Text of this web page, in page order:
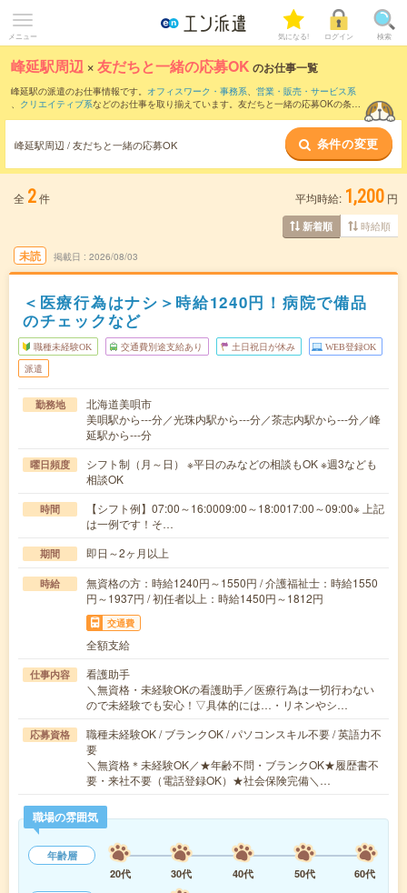
メニュー 気になる! ログイン 検索
峰延駅周辺 ×友だちと一緒の応募OK のお仕事一覧
峰延駅の派遣のお仕事情報です。 オフィスワーク・事務系、 営業・販売・サービス系
、 クリエイティブ系などのお仕事を取り揃えています。友だちと一緒の応募OKの条件
峰延駅周辺 / 友だちと一緒の応募OK 条件の変更
全 2件 平均時給: 1,200 円
新着順 時給順
未読 掲載日 2026/08/03
＜医療行為はナシ＞時給1240円！病院で備品
のチェックなど
職種未経験OK 交通費別途支給あり 土日祝日が休み WEB登録OK
派遣
勤務地
北海道美唄市
美唄駅から---分／光珠内駅から---分／茶志内駅から---分／峰
延駅から---分
曜日頻度
シフト制（月～日） ※平日のみなどの相談もOK ※週3なども
相談OK
時間
【シフト例】07:00～16:0009:00～18:0017:00～09:00※ 上記
は一例です！そ…
期間 即日～2ヶ月以上
時給
無資格の方：時給1240円～1550円 / 介護福祉士：時給1550
円～1937円 / 初任者以上：時給1450円～1812円
交通費
全額支給
仕事内容
看護助手
＼無資格・未経験OKの看護助手／医療行為は一切行わない
ので未経験でも安心！▽具体的には…・リネンやシ…
応募資格
職種未経験OK / ブランクOK / パソコンスキル不要 / 英語力不
要
＼無資格＊未経験OK／★年齢不問・ブランクOK★履歴書不
要・来社不要（電話登録OK）★社会保険完備＼…
職場の雰囲気
年齢層
20代
30代 40代 50代
60代